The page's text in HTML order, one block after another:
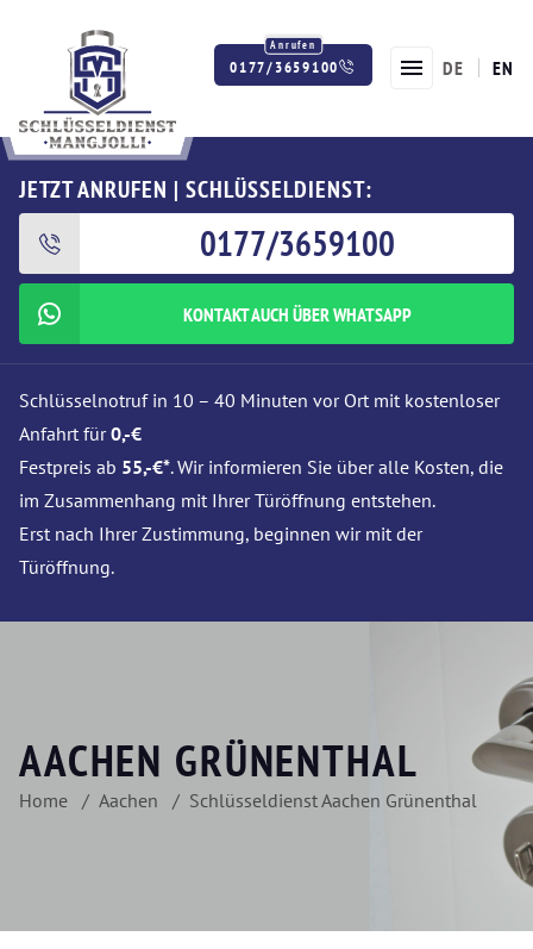
0177/3659100 DE EN
JETZT ANRUFEN | SCHLÜSSELDIENST:
0177/3659100
KONTAKT AUCH ÜBER WHATSAPP
Schlüsselnotruf in 10 – 40 Minuten vor Ort mit kostenloser
Anfahrt für0,-€
Festpreis ab 55,-€*. Wir informieren Sie über alle Kosten, die
im Zusammenhang mit Ihrer Türöffnung entstehen.
Erst nach Ihrer Zustimmung, beginnen wir mit der
Türöffnung.
AACHEN GRÜNENTHAL
Home Aachen Schlüsseldienst Aachen Grünenthal